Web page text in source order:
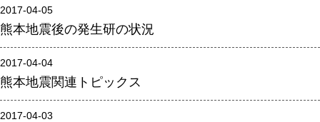
外部評価
パンフレット
研究不正防止対策
災害対策
男女共同参画事業
2017-04-05
熊本地震後の発生研の状況
2017-04-04
熊本地震関連トピックス
2017-04-03